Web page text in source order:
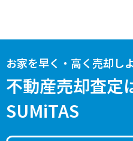
お家を早く・高く売却し
不動産売却査定
SUMiTAS